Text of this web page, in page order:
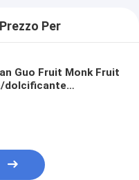
Per
Guo Fruit Monk Fruit
dolcificante